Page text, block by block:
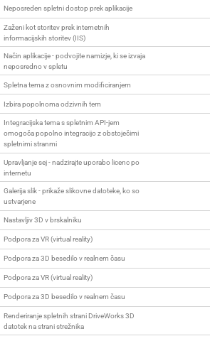
Neposreden spletni dostop prek aplikacije
Zaženi kot storitev prek internetnih
informacijskih storitev (IIS)
Način aplikacije - podvojite namizje, ki se izvaja
neposredno v spletu
Spletna tema z osnovnim modificiranjem
Izbira popolnoma odzivnih tem
Integracijska tema s spletnim API-jem
omogoča popolno integracijo z obstoječimi
spletnimi stranmi
Upravljanje sej - nadzirajte uporabo licenc po
internetu
Galerija slik - prikaže slikovne datoteke, ko so
ustvarjene
Nastavljiv 3D v brskalniku
Podpora za VR (virtual reality)
Podpora za 3D besedilo v realnem času
Podpora za VR (virtual reality)
Podpora za 3D besedilo v realnem času
Renderiranje spletnih strani DriveWorks 3D
datotek na strani strežnika